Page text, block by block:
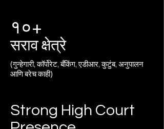
१०+
सराव क्षेत्रे
(गुन्हेगारी, कॉर्पोरेट, बँकिंग, एडीआर, कुटुंब, अनुपालन
आणि बरेच काही)
Strong High Court